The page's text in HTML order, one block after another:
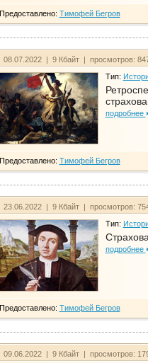
Предоставлено: Тимофей Бегров
08.07.2022 | 9 Кбайт | просмотров:
Тип:
подробнее
Предоставлено: Тимофей Бегров
23.06.2022 | 9 Кбайт | просмотров:
Тип:
подробнее
Предоставлено: Тимофей Бегров
09.06.2022 | 9 Кбайт | просмотров: